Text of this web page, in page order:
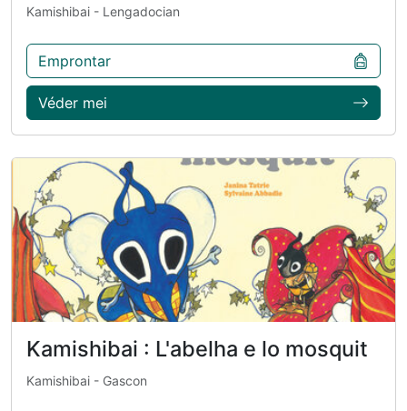
Kamishibai - Lengadocian
Emprontar
Véder mei
Kamishibai : L'abelha e lo mosquit
Kamishibai - Gascon